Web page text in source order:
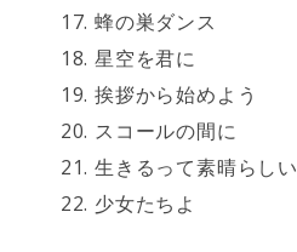
蜂の巣ダンス
星空を君に
挨拶から始めよう
スコールの間に
生きるって素晴らしい
少女たちよ